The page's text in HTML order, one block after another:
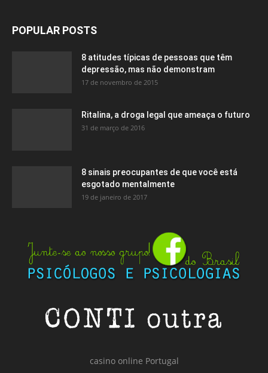
POPULAR POSTS
8 atitudes típicas de pessoas que têm
depressão, mas não demonstram
17 de novembro de 2015
Ritalina, a droga legal que ameaça o futuro
31 de março de 2016
8 sinais preocupantes de que você está
esgotado mentalmente
19 de janeiro de 2017
casino online Portugal